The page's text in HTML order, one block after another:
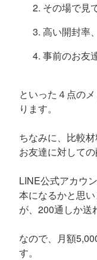
その場で見
高い開封率
事前のお友
といった４点の
ります。
ちなみに、比較
お友達に対して
LINE公式アカウ
本になるかと思
が、200通しか送
なので、月額
す。